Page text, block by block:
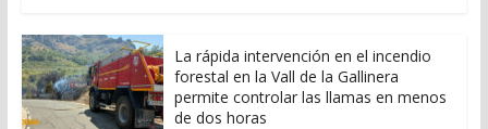
La rápida intervención en el incendio
forestal en la Vall de la Gallinera
permite controlar las llamas en menos
de dos horas